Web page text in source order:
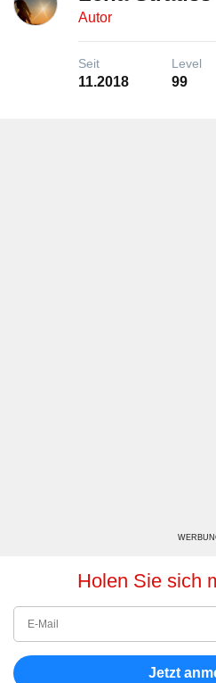
Autor
Seit
11.2018
Level
99
Holen Sie sich
Jetzt